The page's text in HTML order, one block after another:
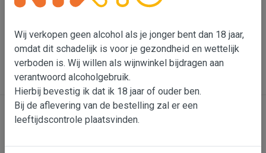
In wijnmand
Wij verkopen geen alcohol als je jonger bent dan 18 jaar,
omdat dit schadelijk is voor je gezondheid en wettelijk
verboden is. Wij willen als wijnwinkel bijdragen aan
verantwoord alcoholgebruik.
Hierbij bevestig ik dat ik 18 jaar of ouder ben.
Bij de aflevering van de bestelling zal er een
leeftijdscontrole plaatsvinden.